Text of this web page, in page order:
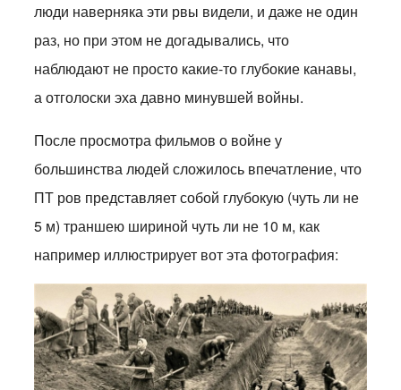
люди наверняка эти рвы видели, и даже не один
раз, но при этом не догадывались, что
наблюдают не просто какие-то глубокие канавы,
а отголоски эха давно минувшей войны.
После просмотра фильмов о войне у
большинства людей сложилось впечатление, что
ПТ ров представляет собой глубокую (чуть ли не
5 м) траншею шириной чуть ли не 10 м, как
например иллюстрирует вот эта фотография: